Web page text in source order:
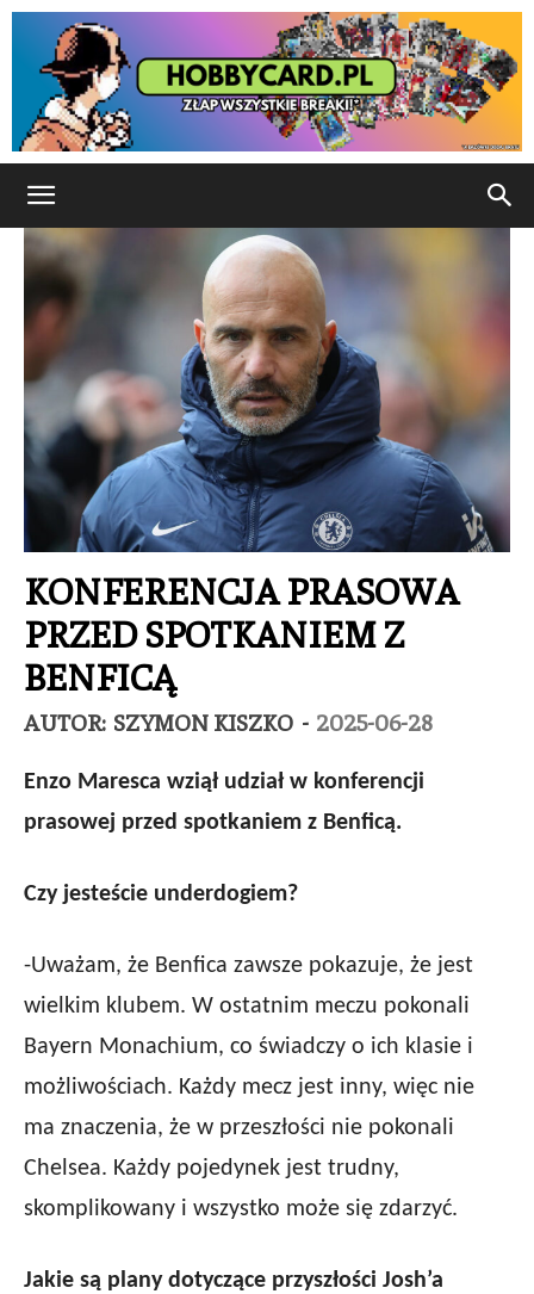
KONFERENCJA PRASOWA
PRZED SPOTKANIEM Z
BENFICĄ
AUTOR: SZYMON KISZKO - 2025-06-28
Enzo Maresca wziął udział w konferencji
prasowej przed spotkaniem z Benficą.
Czy jesteście underdogiem?
-Uważam, że Benfica zawsze pokazuje, że jest
wielkim klubem. W ostatnim meczu pokonali
Bayern Monachium, co świadczy o ich klasie i
możliwościach. Każdy mecz jest inny, więc nie
ma znaczenia, że w przeszłości nie pokonali
Chelsea. Każdy pojedynek jest trudny,
skomplikowany i wszystko może się zdarzyć.
Jakie są plany dotyczące przyszłości Josh’a